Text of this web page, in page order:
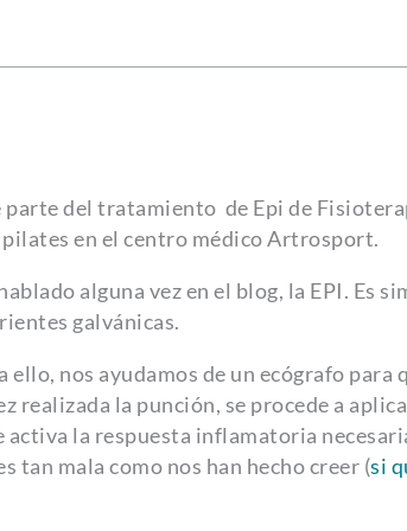
parte del tratamiento de Epi de
en el centro médico Artrosport.
alguna vez en el blog, la EPI. Es
galvánicas.
nos ayudamos de un ecógrafo para
realizada la punción, se procede a
la respuesta inflamatoria
tan mala como nos han hecho creer (si